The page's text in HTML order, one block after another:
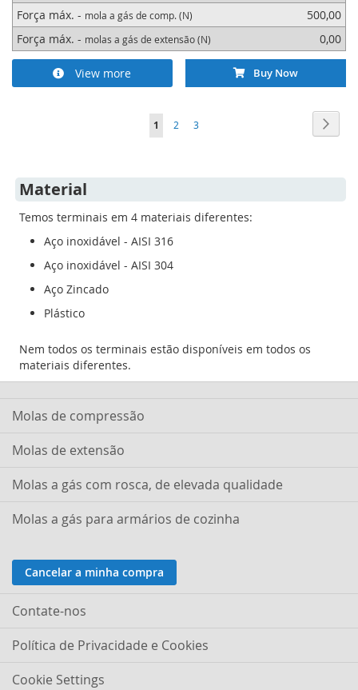
Força máx. - mola a gás de comp. (N)
500,00
Força máx. - molas a gás de extensão (N) 0,00
View more Buy Now
Página
Está
ler
a
página
1 Página
2 Página
3
Material
Temos terminais em 4 materiais diferentes:
Aço inoxidável - AISI 316
Aço inoxidável - AISI 304
Aço Zincado
Plástico
Nem todos os terminais estão disponíveis em todos os
materiais diferentes.
Molas de compressão
Molas de extensão
Molas a gás com rosca, de elevada qualidade
Molas a gás para armários de cozinha
Cancelar a minha compra
Contate-nos
Política de Privacidade e Cookies
Cookie Settings